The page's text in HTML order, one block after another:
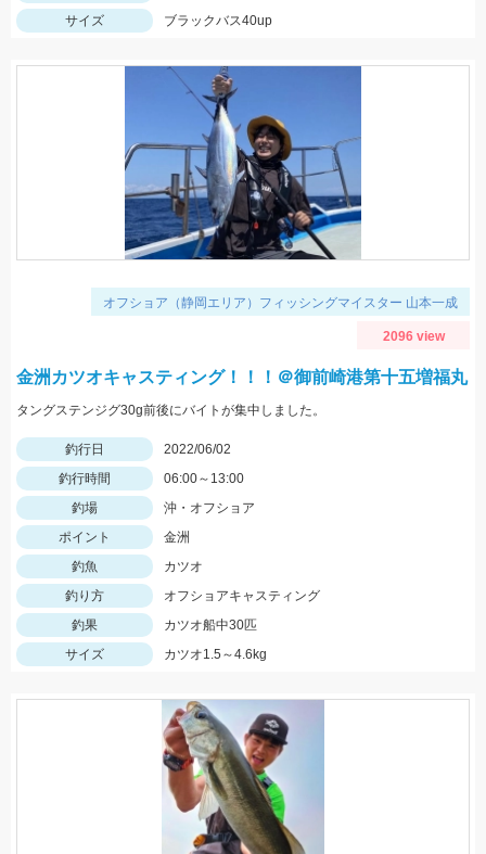
サイズ
ブラックバス40up
オフショア（静岡エリア）フィッシングマイスター 山本一成
2096 view
金洲カツオキャスティング！！！＠御前崎港第十五増福丸
タングステンジグ30g前後にバイトが集中しました。
釣行日
2022/06/02
釣行時間
06:00～13:00
釣場
沖・オフショア
ポイント
金洲
釣魚
カツオ
釣り方
オフショアキャスティング
釣果
カツオ船中30匹
サイズ
カツオ1.5～4.6kg